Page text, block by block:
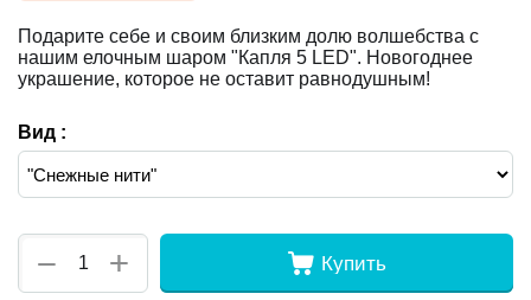
Подарите себе и своим близким долю волшебства с
нашим елочным шаром "Капля 5 LED". Новогоднее
украшение, которое не оставит равнодушным!
Вид :
+
− Купить